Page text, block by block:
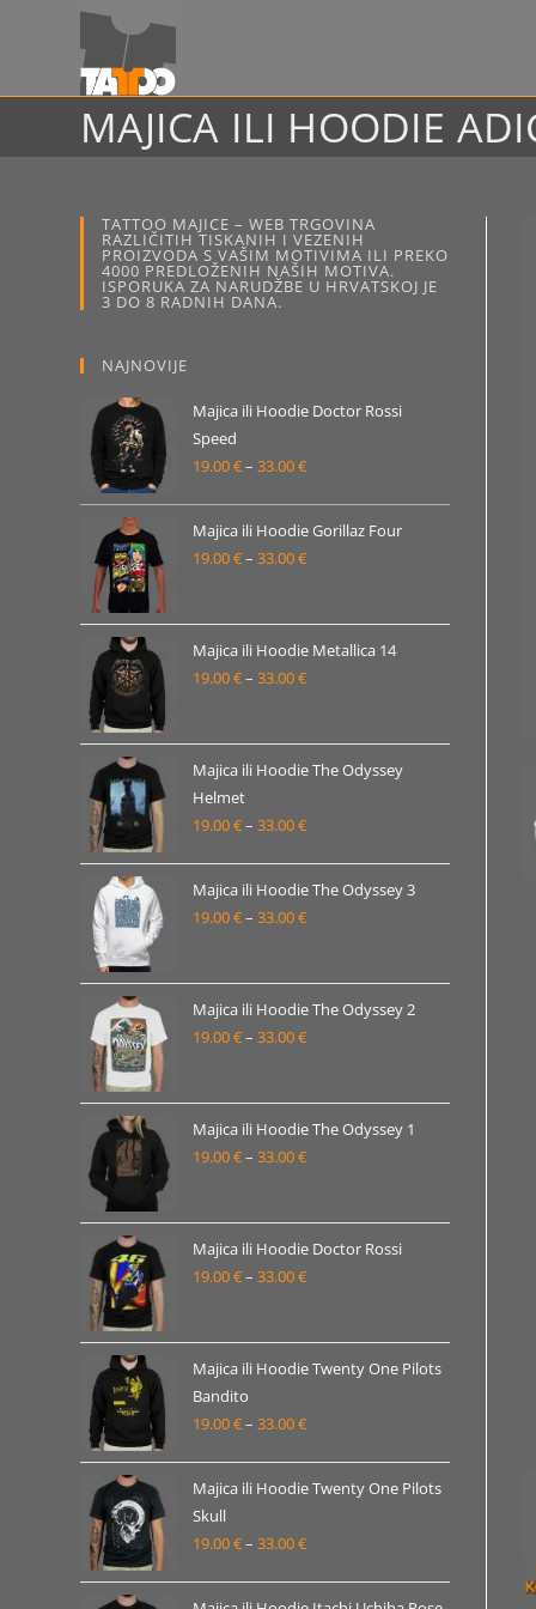
MAJICA ILI HOODIE
TATTOO MAJICE – WEB TRGOVINA
RAZLIČITIH TISKANIH I VEZENIH
PROIZVODA S VAŠIM MOTIVIMA ILI PREKO
4000 PREDLOŽENIH NAŠIH MOTIVA.
ISPORUKA ZA NARUDŽBE U HRVATSKOJ JE
3 DO 8 RADNIH DANA.
NAJNOVIJE
Majica ili Hoodie Doctor Rossi
Speed
19.00€– 33.00€Raspon
od
19.00 €
Majica ili Hoodie Gorillaz Four
19.00€– 33.00€Raspon
od
19.00 €
do
Majica ili Hoodie Metallica 14
19.00€– 33.00€Raspon
od
19.00 €
33.00 €
Majica ili Hoodie The Odyssey
Helmet
19.00€– 33.00€Raspon
od
19.00 €
Majica ili Hoodie The Odyssey 3
19.00€– 33.00€Raspon
od
19.00 €
do
Majica ili Hoodie The Odyssey 2
19.00€– 33.00€Raspon
od
19.00 €
do
Majica ili Hoodie The Odyssey 1
19.00€– 33.00€Raspon
od
19.00 €
do
Majica ili Hoodie Doctor Rossi
19.00€– 33.00€Raspon
od
19.00 €
33.00 €
Majica ili Hoodie Twenty One Pilots
Bandito
19.00€– 33.00€Raspon
od
do
Majica ili Hoodie Twenty One Pilots
Skull
19.00€– 33.00€Raspon
od